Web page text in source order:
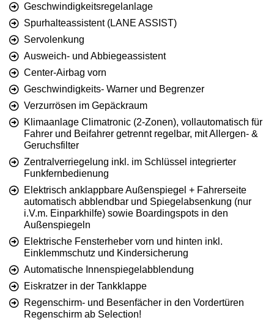
Geschwindigkeitsregelanlage
Spurhalteassistent (LANE ASSIST)
Servolenkung
Ausweich- und Abbiegeassistent
Center-Airbag vorn
Geschwindigkeits- Warner und Begrenzer
Verzurrösen im Gepäckraum
Klimaanlage Climatronic (2-Zonen), vollautomatisch für
Fahrer und Beifahrer getrennt regelbar, mit Allergen- &
Geruchsfilter
Zentralverriegelung inkl. im Schlüssel integrierter
Funkfernbedienung
Elektrisch anklappbare Außenspiegel + Fahrerseite
automatisch abblendbar und Spiegelabsenkung (nur
i.V.m. Einparkhilfe) sowie Boardingspots in den
Außenspiegeln
Elektrische Fensterheber vorn und hinten inkl.
Einklemmschutz und Kindersicherung
Automatische Innenspiegelabblendung
Eiskratzer in der Tankklappe
Regenschirm- und Besenfächer in den Vordertüren
Regenschirm ab Selection!